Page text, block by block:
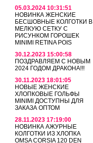
05.03.2024 10:31:51
НОВИНКА ЖЕНСКИЕ
БЕСШОВНЫЕ КОЛГОТКИ В
МЕЛКУЮ СЕТКУ С
РИСУНКОМ ГОРОШЕК
MINIMI RETINA POIS
30.12.2023 15:00:58
ПОЗДРАВЛЯЕМ С НОВЫМ
2024 ГОДОМ ДРАКОНА!!!
30.11.2023 18:01:05
НОВЫЕ ЖЕНСКИЕ
ХЛОПКОВЫЕ ГОЛЬФЫ
MINIMI ДОСТУПНЫ ДЛЯ
ЗАКАЗА ОПТОМ
28.11.2023 17:19:00
НОВИНКА АЖУРНЫЕ
КОЛГОТКИ ИЗ ХЛОПКА
OMSA CORSIA 120 DEN